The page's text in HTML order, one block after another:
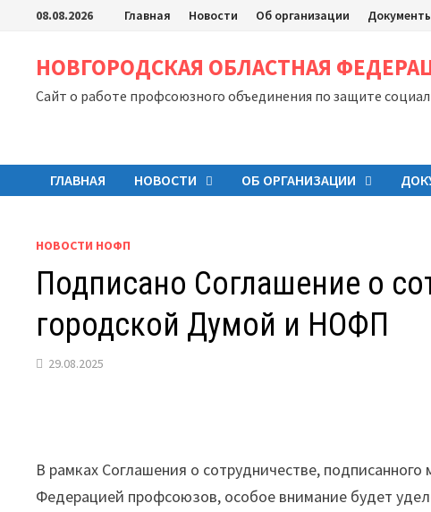
Перейти
содержимому
08.08.2026 Главная Новости Об организации
НОВГОРОДСКАЯ ОБЛАСТНАЯ
Сайт о работе профсоюзного объединения по защите
ГЛАВНАЯ НОВОСТИ ОБ ОРГАНИЗАЦИИ
НОВОСТИ НОФП
Подписано Соглашение о
городской Думой и НОФП
29.08.2025
В рамках Соглашения о сотрудничестве,
Федерацией профсоюзов, особое внимание будет